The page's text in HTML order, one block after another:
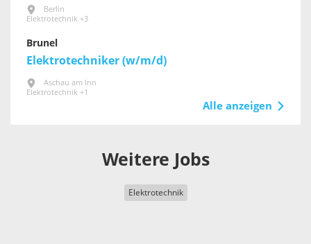
Berlin
Elektrotechnik +3
Brunel
Elektrotechniker (w/m/d)
Aschau am Inn
Elektrotechnik +1
Alle anzeigen
Weitere Jobs
Elektrotechnik